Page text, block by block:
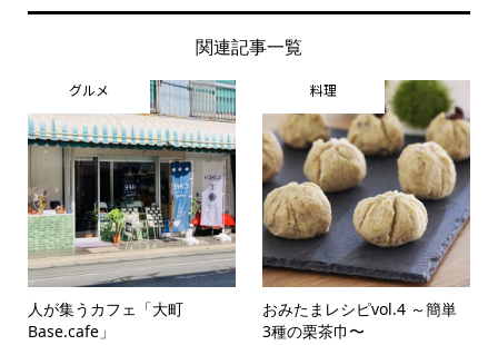
関連記事一覧
グルメ
人が集うカフェ「大町
Base.cafe」
料理
おみたまレシピvol.4 ～簡単
3種の栗茶巾〜